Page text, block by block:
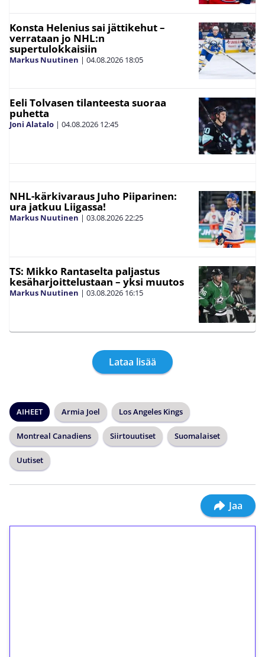
Konsta Helenius sai jättikehut –
verrataan jo NHL:n
supertulokkaisiin
Markus Nuutinen | 04.08.2026 18:05
Eeli Tolvasen tilanteesta suoraa
puhetta
Joni Alatalo | 04.08.2026 12:45
NHL-kärkivaraus Juho Piiparinen:
ura jatkuu Liigassa!
Markus Nuutinen | 03.08.202622:25
TS: Mikko Rantaselta paljastus
kesäharjoittelustaan – yksi muutos
Markus Nuutinen | 03.08.2026 16:15
Lataa lisää
AIHEET Armia Joel Los Angeles Kings
Montreal Canadiens Siirtouutiset Suomalaiset
Uutiset
Jaa